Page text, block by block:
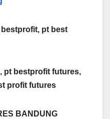
pt best
pt bestprofit futures,
profit futures
BANDUNG